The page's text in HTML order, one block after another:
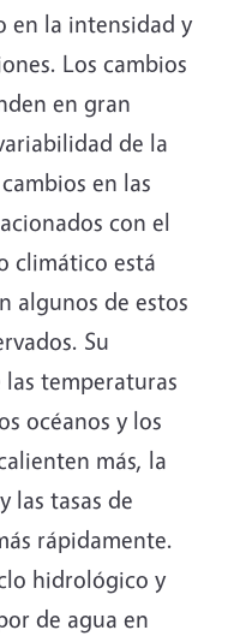
en la intensidad y
Los cambios
en gran
de la
en las
con el
climático está
algunos de estos
Su
temperaturas
océanos y los
más, la
las tasas de
rápidamente.
hidrológico y
de agua en